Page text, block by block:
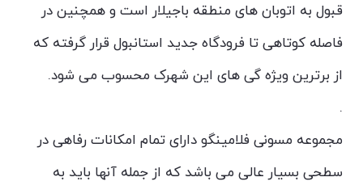
قبول به اتوبان های منطقه باجیلار است و همچنین در
فاصله کوتاهی تا فرودگاه جدید استانبول قرار گرفته که
از برترین ویژه گی های این شهرک محسوب می شود.
.
مجموعه مسونی فلامینگو دارای تمام امکانات رفاهی در
سطحی بسیار عالی می باشد که از جمله آنها باید به